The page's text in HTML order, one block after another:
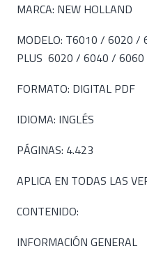
MARCA: NEW HOLLAND
MODELO: T6010 / 6020
PLUS 6020 / 6040 / 6060
FORMATO: DIGITAL PDF
IDIOMA: INGLÉS
PÁGINAS: 4.423
APLICA EN TODAS LAS
CONTENIDO:
INFORMACIÓN GENERAL